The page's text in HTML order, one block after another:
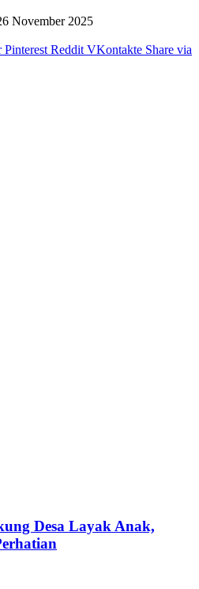
November 2025
Pinterest Reddit VKontakte Share via
Desa Layak Anak,